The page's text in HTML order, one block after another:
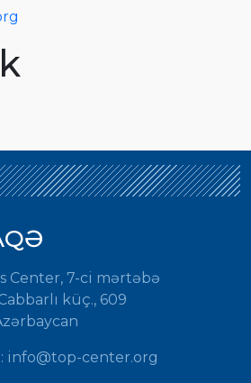
Center, 7-ci mərtəbə
küç., 609
info@top-center.org